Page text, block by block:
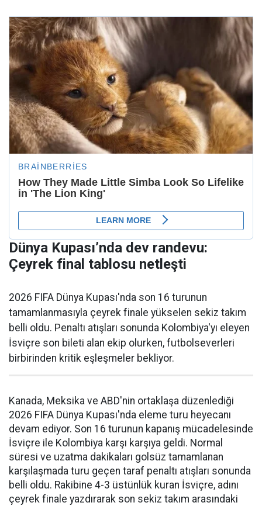
Dünya Kupası’nda dev randevu:
Çeyrek final tablosu netleşti
2026 FIFA Dünya Kupası'nda son 16 turunun
tamamlanmasıyla çeyrek finale yükselen sekiz takım
belli oldu. Penaltı atışları sonunda Kolombiya'yı eleyen
İsviçre son bileti alan ekip olurken, futbolseverleri
birbirinden kritik eşleşmeler bekliyor.
Kanada, Meksika ve ABD'nin ortaklaşa düzenlediği
2026 FIFA Dünya Kupası'nda eleme turu heyecanı
devam ediyor. Son 16 turunun kapanış mücadelesinde
İsviçre ile Kolombiya karşı karşıya geldi. Normal
süresi ve uzatma dakikaları golsüz tamamlanan
karşılaşmada turu geçen taraf penaltı atışları sonunda
belli oldu. Rakibine 4-3 üstünlük kuran İsviçre, adını
çeyrek finale yazdırarak son sekiz takım arasındaki